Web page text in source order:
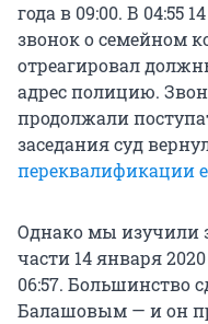
года в 09:00. В 04:55
звонок о семейном
отреагировал
адрес полицию.
продолжали
заседания суд
переквалификации
Однако мы изучили
части 14 января
06:57. Большинство
Балашовым — и он